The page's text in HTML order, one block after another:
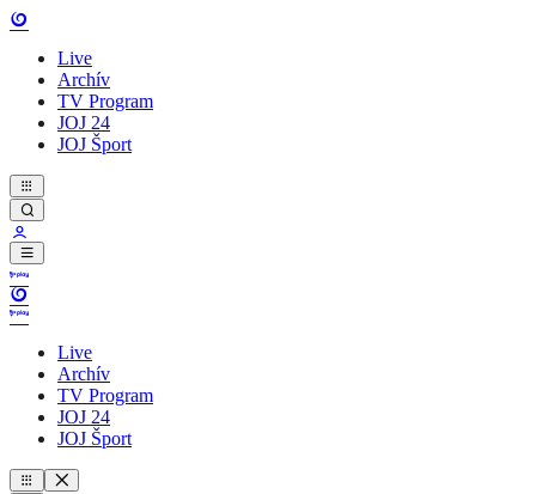
Live
Archív
TV Program
JOJ 24
JOJ Šport
Live
Archív
TV Program
JOJ 24
JOJ Šport